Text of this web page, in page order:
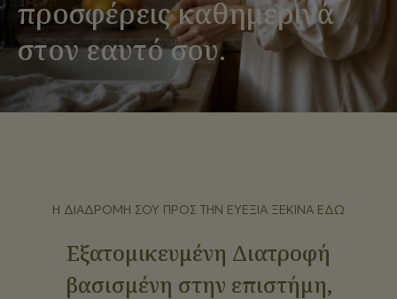
προσφέρεις καθημερινά
στον εαυτό σου.
Η ΔΙΑΔΡΟΜΉ ΣΟΥ ΠΡΟΣ ΤΗΝ ΕΥΕΞΊΑ ΞΕΚΙΝΆ ΕΔΏ
Εξατομικευμένη Διατροφή
βασισμένη στην επιστήμη,